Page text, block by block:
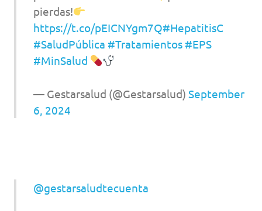
pierdas!
https://t.co/pEICNYgm7Q#HepatitisC
#SaludPública #Tratamientos #EPS
#MinSalud
— Gestarsalud (@Gestarsalud) September
6, 2024
@gestarsaludtecuenta